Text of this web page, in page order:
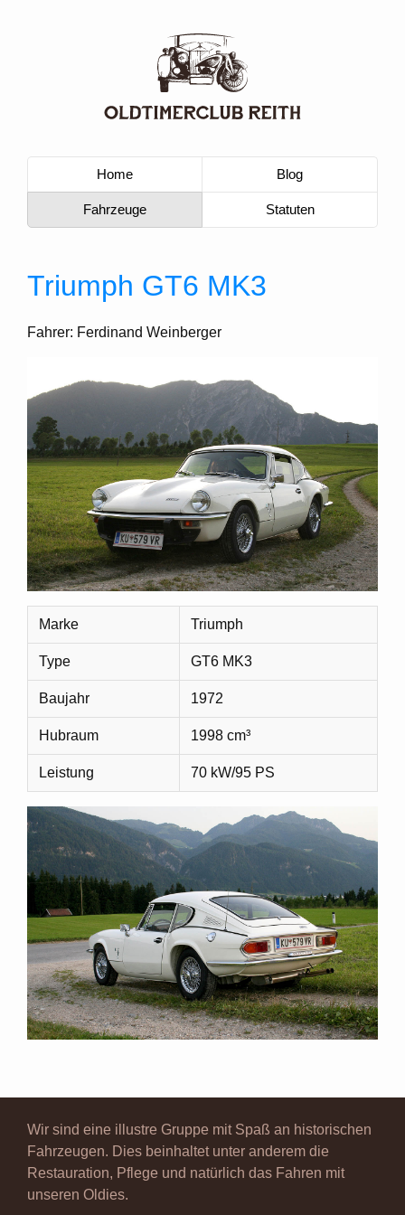
Home Blog
Fahrzeuge Statuten
Triumph GT6 MK3
Fahrer: Ferdinand Weinberger
Marke Triumph
Type GT6 MK3
Baujahr 1972
Hubraum 1998 cm³
Leistung 70 kW/95 PS
Wir sind eine illustre Gruppe mit Spaß an historischen
Fahrzeugen. Dies beinhaltet unter anderem die
Restauration, Pflege und natürlich das Fahren mit
unseren Oldies.